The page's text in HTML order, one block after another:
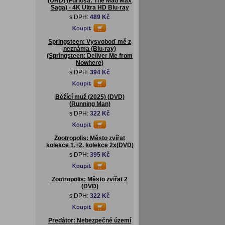
Saga) - 4K Ultra HD Blu-ray
s DPH: 489 Kč
Springsteen: Vysvoboď mě z
neznáma (Blu-ray)
(Springsteen: Deliver Me from
Nowhere)
s DPH: 394 Kč
Běžící muž (2025) (DVD)
(Running Man)
s DPH: 322 Kč
Zootropolis: Město zvířat
kolekce 1.+2. kolekce 2x(DVD)
s DPH: 395 Kč
Zootropolis: Město zvířat 2
(DVD)
s DPH: 322 Kč
Predátor: Nebezpečné území